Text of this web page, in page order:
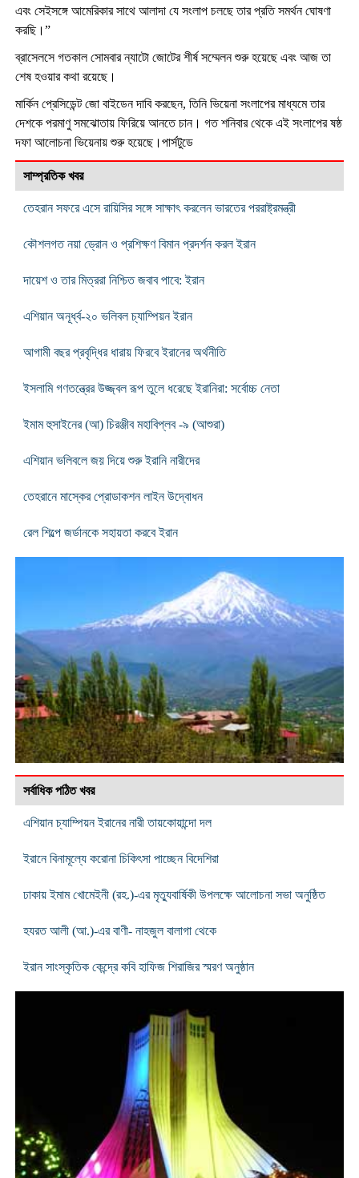
এবং সেইসঙ্গে আমেরিকার সাথে আলাদা যে সংলাপ চলছে তার প্রতি সমর্থন ঘোষণা
করছি।”
ব্রাসেলসে গতকাল সোমবার ন্যাটো জোটের শীর্ষ সম্মেলন শুরু হয়েছে এবং আজ তা
শেষ হওয়ার কথা রয়েছে।
মার্কিন প্রেসিডেন্ট জো বাইডেন দাবি করছেন, তিনি ভিয়েনা সংলাপের মাধ্যমে তার
দেশকে পরমাণু সমঝোতায় ফিরিয়ে আনতে চান। গত শনিবার থেকে এই সংলাপের ষষ্ঠ
দফা আলোচনা ভিয়েনায় শুরু হয়েছে।পার্সটুডে
সাম্প্রতিক খবর
তেহরান সফরে এসে রায়িসির সঙ্গে সাক্ষাৎ করলেন ভারতের পররাষ্ট্রমন্ত্রী
কৌশলগত নয়া ড্রোন ও প্রশিক্ষণ বিমান প্রদর্শন করল ইরান
দায়েশ ও তার মিত্ররা নিশ্চিত জবাব পাবে: ইরান
এশিয়ান অনূর্ধ্ব-২০ ভলিবল চ্যাম্পিয়ন ইরান
আগামী বছর প্রবৃদ্ধির ধারায় ফিরবে ইরানের অর্থনীতি
ইসলামি গণতন্ত্রের উজ্জ্বল রূপ তুলে ধরেছে ইরানিরা: সর্বোচ্চ নেতা
ইমাম হুসাইনের (আ) চিরঞ্জীব মহাবিপ্লব -৯ (আশুরা)
এশিয়ান ভলিবলে জয় দিয়ে শুরু ইরানি নারীদের
তেহরানে মাস্কের প্রোডাকশন লাইন উদ্বোধন
রেল শিল্পে জর্ডানকে সহায়তা করবে ইরান
সর্বাধিক পঠিত খবর
এশিয়ান চ্যাম্পিয়ন ইরানের নারী তায়কোয়ান্দো দল
ইরানে বিনামূল্যে করোনা চিকিৎসা পাচ্ছেন বিদেশিরা
ঢাকায় ইমাম খোমেইনী (রহ.)-এর মৃত্যুবার্ষিকী উপলক্ষে আলোচনা সভা অনুষ্ঠিত
হযরত আলী (আ.)-এর বাণী- নাহজুল বালাগা থেকে
ইরান সাংস্কৃতিক কেন্দ্রে কবি হাফিজ শিরাজির স্মরণ অনুষ্ঠান